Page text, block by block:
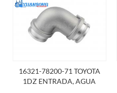
16321-78200-71 TOYOTA
1DZ ENTRADA, AGUA